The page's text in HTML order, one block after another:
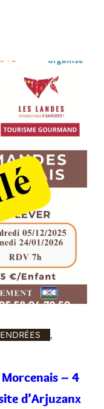
– 4
d’Arjuzanx